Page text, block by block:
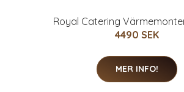
Royal Catering
4490 SEK
MER INFO!